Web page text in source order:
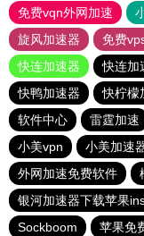
免费vqn外网加速
旋风加速器
免费
快连加速器
快连加
快鸭加速器
快柠檬
软件中心
雷霆加速
小美vpn
小美加速
外网加速免费软件
银河加速器下载苹果
Sockboom
苹果免